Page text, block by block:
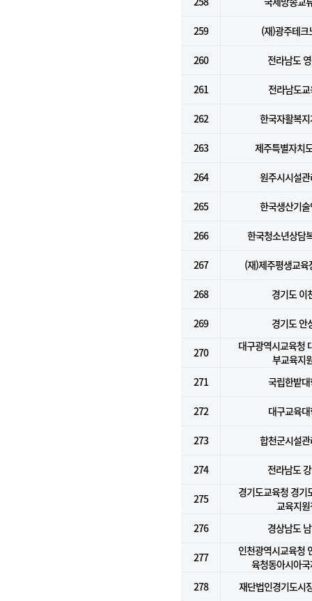
259 (재)광주테크
260 전라남도
261 전라남도
262 한국자활복
263 제주특별자치
264 원주시시설
265 한국생산기
266 한국청소년상담
267 (재)제주평생교육
268 경기도 이
269 경기도 안
270
대구광역시교육청
부교육지
271
국립한밭
272 대구교육
273 합천군시설
274 전라남도
275
경기도교육청 경기
교육지
276
경상남도
277
인천광역시교육청
육청동아시아
278
재단법인경기도시